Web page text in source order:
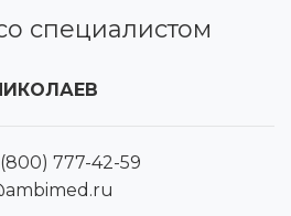
специалистом
777-42-59